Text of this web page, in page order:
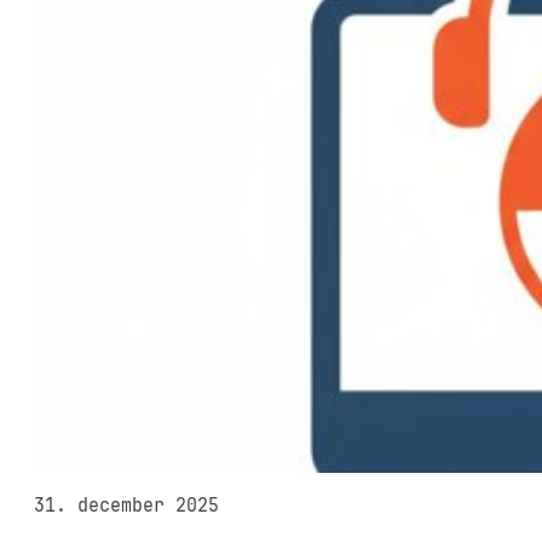
31. december 2025